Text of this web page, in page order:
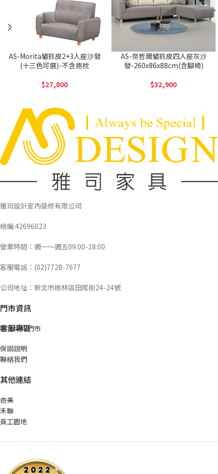
AS-Morita貓抓皮2+3人座沙發
(十三色可選)-不含抱枕
27,800
AS-奈哲爾貓抓皮四人座灰沙
發-260x86x88cm(含腳椅)
32,900
雅司設計室內裝修有限公司
統編:42696023
營業時間：週一～週五09:00-18:00
客服電話：(02)7728-7677
公司地址：新北市樹林區田尾街24-24號
門市資訊
新北中和門市
客服專區
保固說明
聯絡我們
其他連結
奇美
禾聯
員工園地